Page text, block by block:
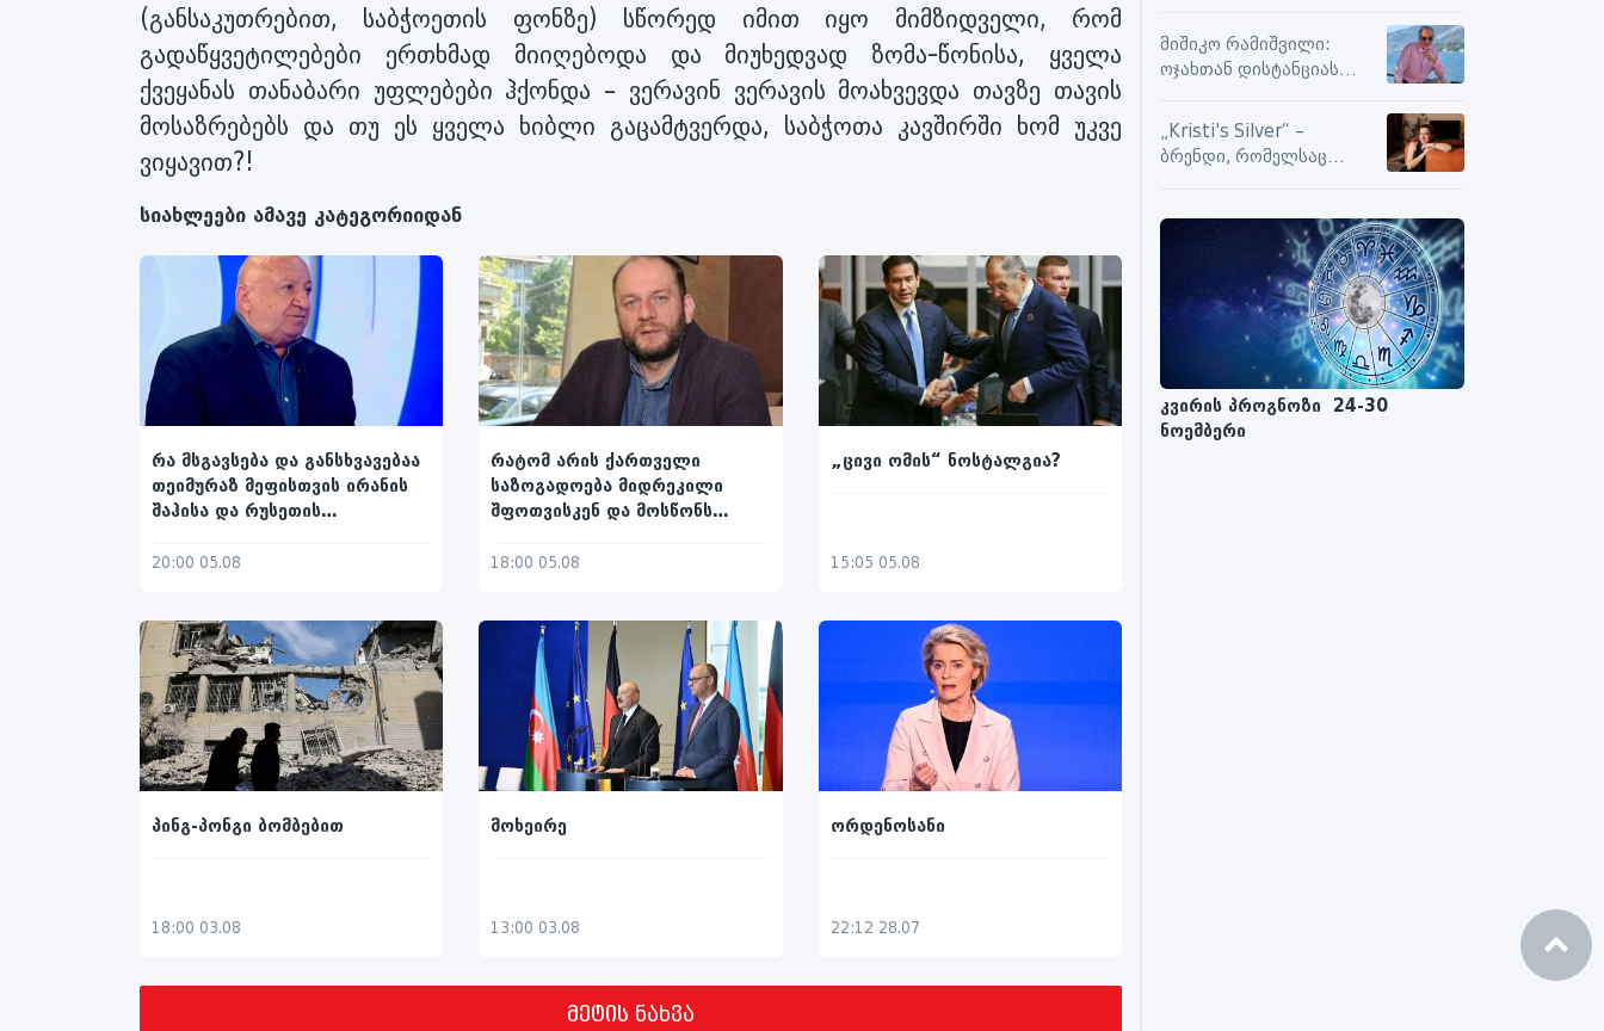
(განსაკუთრებით, საბჭოეთის ფონზე) სწორედ იმით იყო მიმზიდველი, რომ
გადაწყვეტილებები ერთხმად მიიღებოდა და მიუხედვად ზომა-წონისა, ყველა
ქვეყანას თანაბარი უფლებები ჰქონდა – ვერავინ ვერავის მოახვევდა თავზე თავის
მოსაზრებებს და თუ ეს ყველა ხიბლი გაცამტვერდა, საბჭოთა კავშირში ხომ უკვე
ვიყავით?!
სიახლეები ამავე კატეგორიიდან
რა მსგავსება და განსხვავებაა
თეიმურაზ მეფისთვის ირანის
შაჰისა და რუსეთის
და ტრამპის კობახიძისადმი
20:00 05.08
რატომ არის ქართველი
საზოგადოება მიდრეკილი
შფოთვისკენ და მოსწონს
18:00 05.08
„ცივი ომის“ ნოსტალგია?
15:05 05.08
პინგ-პონგი ბომბებით
18:00 03.08
მოხეირე
13:00 03.08
ორდენოსანი
22:12 28.07
მეტის ნახვა
გარეთ
მიშიკო რამიშვილი:
ოჯახთან დისტანციას
გრძელდება
„Kristi's Silver“ –
ბრენდი, რომელსაც
კვირის პროგნოზი 24-30
ნოემბერი